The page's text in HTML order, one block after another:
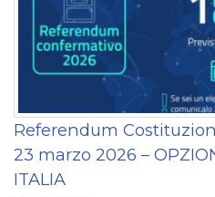
Referendum
23 marzo 2026 –
ITALIA